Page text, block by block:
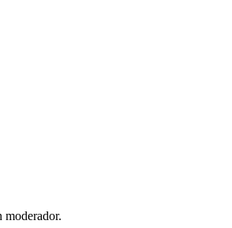
moderador.